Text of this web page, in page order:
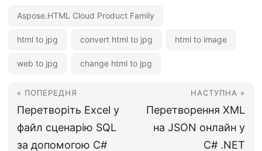
Aspose.HTML Cloud Product Family
html to jpg convert html to jpg html to image
web to jpg change html to jpg
« ПОПЕРЕДНЯ
Перетворіть Excel у
файл сценарію SQL
за допомогою C#
НАСТУПНА »
Перетворення XML
на JSON онлайн у
C# .NET